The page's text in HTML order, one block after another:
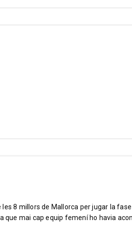
8 millors de Mallorca per jugar la fase
que mai cap equip femení ho havia